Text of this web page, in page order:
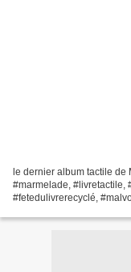
le dernier album tactile de
#marmelade, #livretactile,
#fetedulivrerecyclé,